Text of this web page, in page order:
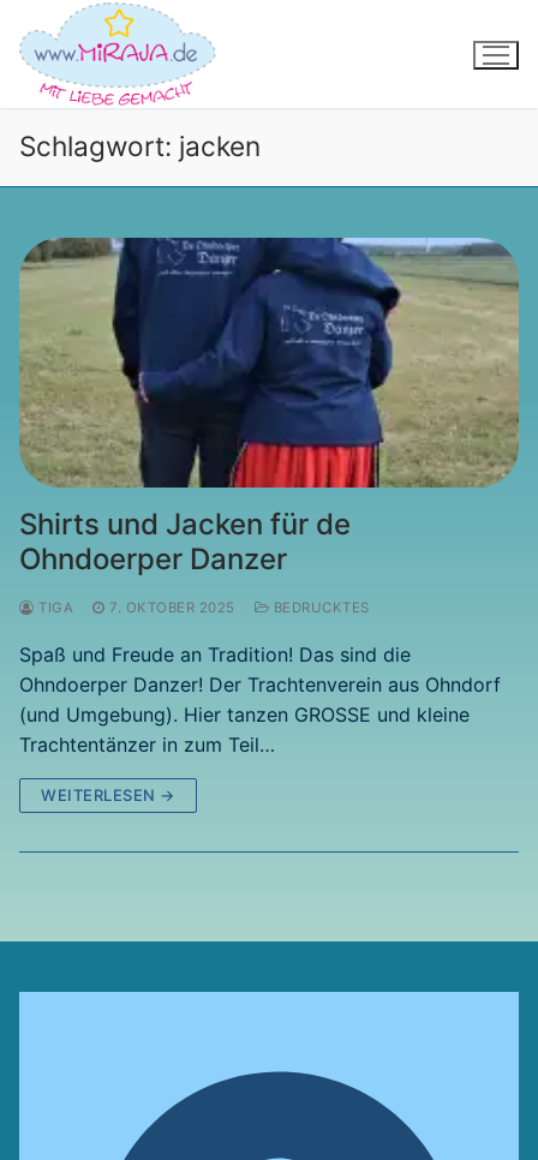
Inhalt
springen
Schlagwort: jacken
Shirts und Jacken für de
Ohndoerper Danzer
TIGA 7. OKTOBER 2025 BEDRUCKTES
Spaß und Freude an Tradition! Das sind die
Ohndoerper Danzer! Der Trachtenverein aus Ohndorf
(und Umgebung). Hier tanzen GROSSE und kleine
Trachtentänzer in zum Teil…
WEITERLESEN →